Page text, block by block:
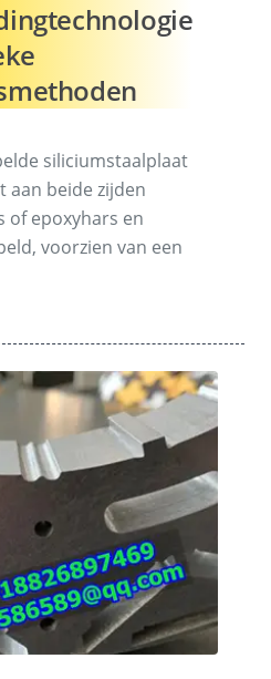
siliciumstaalplaat
aan beide zijden
of epoxyhars en
voorzien van een